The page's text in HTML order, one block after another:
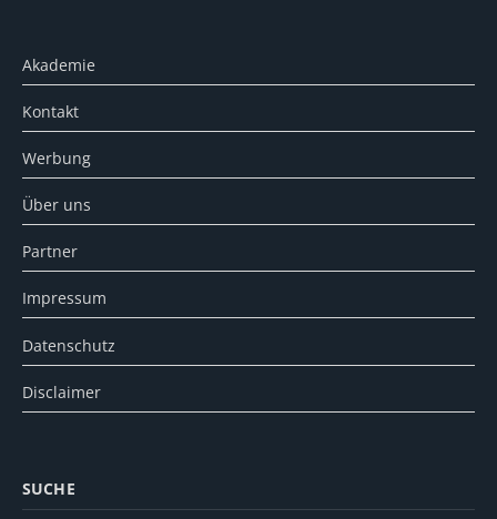
Akademie
Kontakt
Werbung
Über uns
Partner
Impressum
Datenschutz
Disclaimer
SUCHE